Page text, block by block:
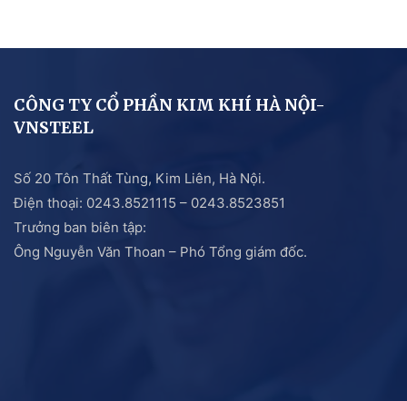
CÔNG TY CỔ PHẦN KIM KHÍ HÀ NỘI-
VNSTEEL
Số 20 Tôn Thất Tùng, Kim Liên, Hà Nội.
Điện thoại: 0243.8521115 – 0243.8523851
Trưởng ban biên tập:
Ông Nguyễn Văn Thoan – Phó Tổng giám đốc.